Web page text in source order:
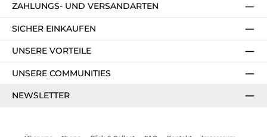
ZAHLUNGS- UND VERSANDARTEN
SICHER EINKAUFEN
UNSERE VORTEILE
UNSERE COMMUNITIES
NEWSLETTER